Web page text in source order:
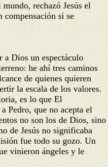
rechazó Jesús el
compensación si se
a Dios un espectáculo
he ahí tres caminos
de quienes quieren
la escala de los valores.
es lo que El
Pedro, que no acepta el
no son los de Dios, sino
de Jesús no significaba
fue todo su gozo. Un
vinieron ángeles y le